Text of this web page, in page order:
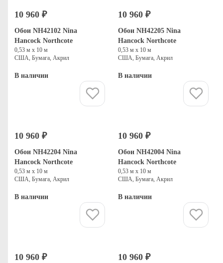
10 960 ₽
Обои NH42102 Nina
Hancock Northcote
0,53 м х 10 м
США, Бумага, Акрил
В наличии
10 960 ₽
Обои NH42205 Nina
Hancock Northcote
0,53 м х 10 м
США, Бумага, Акрил
В наличии
10 960 ₽
Обои NH42204 Nina
Hancock Northcote
0,53 м х 10 м
США, Бумага, Акрил
В наличии
10 960 ₽
Обои NH42004 Nina
Hancock Northcote
0,53 м х 10 м
США, Бумага, Акрил
В наличии
10 960 ₽ 10 960 ₽